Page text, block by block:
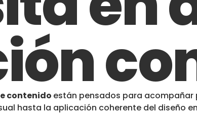
contenido están pensados para
hasta la aplicación coherente del diseño